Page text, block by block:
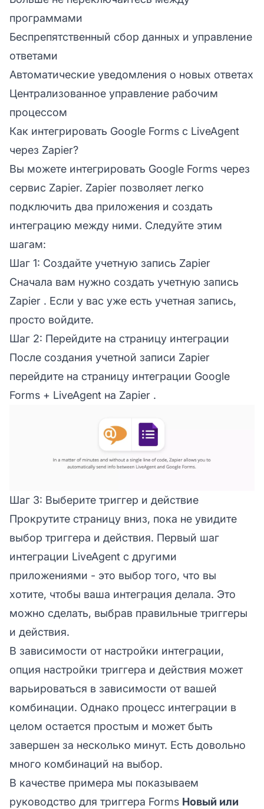
программами
Беспрепятственный сбор данных и управление
ответами
Автоматические уведомления о новых ответах
Централизованное управление рабочим
процессом
Как интегрировать Google Forms с LiveAgent
через Zapier?
Вы можете интегрировать Google Forms через
сервис Zapier. Zapier позволяет легко
подключить два приложения и создать
интеграцию между ними. Следуйте этим
шагам:
Шаг 1: Создайте учетную запись Zapier
Сначала вам нужно создать учетную запись
Zapier . Если у вас уже есть учетная запись,
просто войдите.
Шаг 2: Перейдите на страницу интеграции
После создания учетной записи Zapier
перейдите на страницу интеграции Google
Forms + LiveAgent на Zapier .
Шаг 3: Выберите триггер и действие
Прокрутите страницу вниз, пока не увидите
выбор триггера и действия. Первый шаг
интеграции LiveAgent с другими
приложениями - это выбор того, что вы
хотите, чтобы ваша интеграция делала. Это
можно сделать, выбрав правильные триггеры
и действия.
В зависимости от настройки интеграции,
опция настройки триггера и действия может
варьироваться в зависимости от вашей
комбинации. Однако процесс интеграции в
целом остается простым и может быть
завершен за несколько минут. Есть довольно
много комбинаций на выбор.
В качестве примера мы показываем
руководство для триггера Forms Новый или